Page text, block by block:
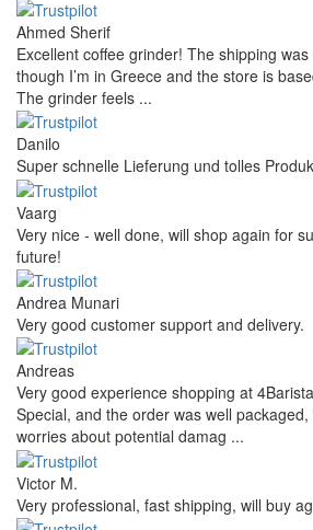
Ahmed Sherif
Excellent coffee grinder! The shipping
though I’m in Greece and the store is
The grinder feels ...
Danilo
Super schnelle Lieferung und tolles
Vaarg
Very nice - well done, will shop again for
future!
Andrea Munari
Very good customer support and delivery.
Andreas
Very good experience shopping at
Special, and the order was well
worries about potential damag ...
Victor M.
Very professional, fast shipping, will buy